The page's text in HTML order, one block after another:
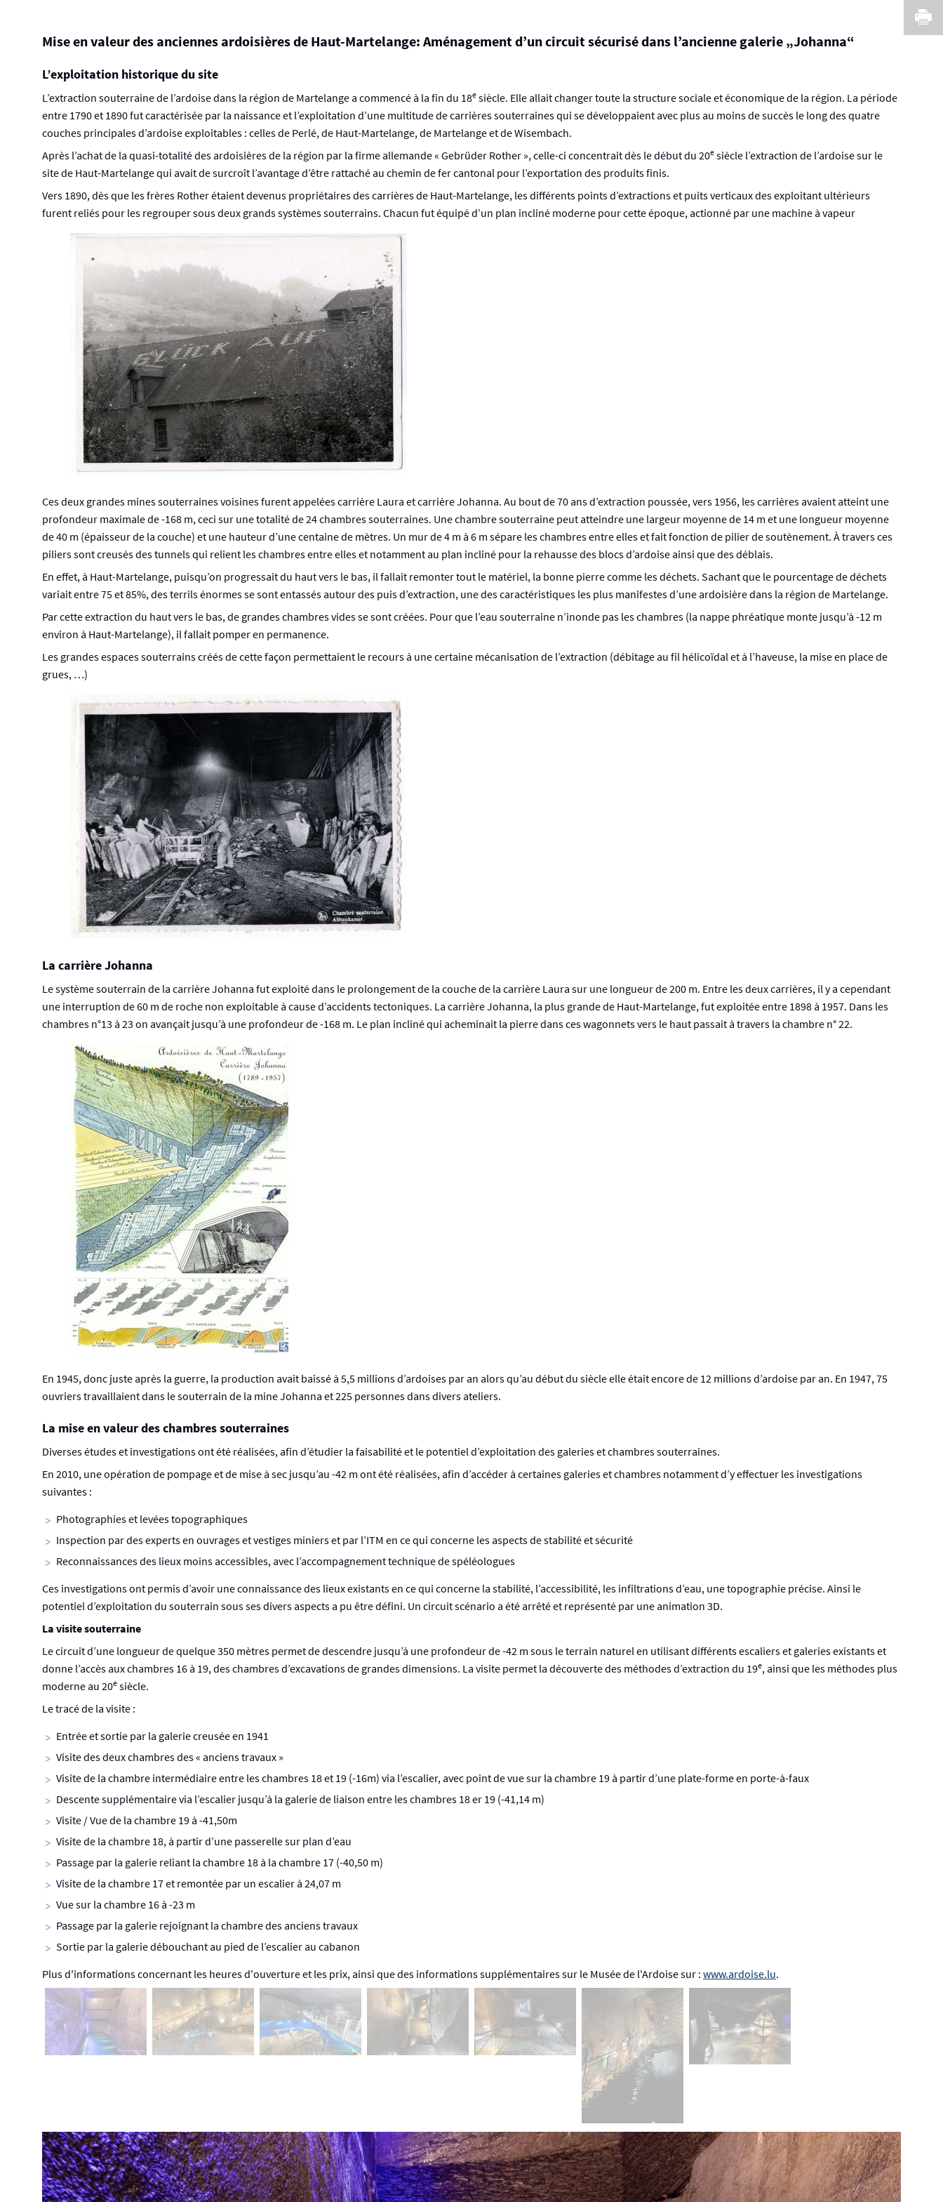
Mise en valeur des anciennes ardoisières de Haut-Martelange: Aménagement d’un circuit sécurisé dans l’ancienne galerie „Johanna“
L’exploitation historique du site
L’extraction souterraine de l’ardoise dans la région de Martelange a commencé à la fin du 18e siècle. Elle allait changer toute la structure sociale et économique de la région. La période
entre 1790 et 1890 fut caractérisée par la naissance et l’exploitation d’une multitude de carrières souterraines qui se développaient avec plus au moins de succès le long des quatre
couches principales d’ardoise exploitables : celles de Perlé, de Haut-Martelange, de Martelange et de Wisembach.
Après l’achat de la quasi-totalité des ardoisières de la région par la firme allemande « Gebrüder Rother », celle-ci concentrait dès le début du 20e siècle l’extraction de l’ardoise sur le
site de Haut-Martelange qui avait de surcroît l’avantage d’être rattaché au chemin de fer cantonal pour l’exportation des produits finis.
Vers 1890, dès que les frères Rother étaient devenus propriétaires des carrières de Haut-Martelange, les différents points d’extractions et puits verticaux des exploitant ultérieurs
furent reliés pour les regrouper sous deux grands systèmes souterrains. Chacun fut équipé d’un plan incliné moderne pour cette époque, actionné par une machine à vapeur
Ces deux grandes mines souterraines voisines furent appelées carrière Laura et carrière Johanna. Au bout de 70 ans d’extraction poussée, vers 1956, les carrières avaient atteint une
profondeur maximale de -168 m, ceci sur une totalité de 24 chambres souterraines. Une chambre souterraine peut atteindre une largeur moyenne de 14 m et une longueur moyenne
de 40 m (épaisseur de la couche) et une hauteur d’une centaine de mètres. Un mur de 4 m à 6 m sépare les chambres entre elles et fait fonction de pilier de soutènement. À travers ces
piliers sont creusés des tunnels qui relient les chambres entre elles et notamment au plan incliné pour la rehausse des blocs d’ardoise ainsi que des déblais.
En effet, à Haut-Martelange, puisqu’on progressait du haut vers le bas, il fallait remonter tout le matériel, la bonne pierre comme les déchets. Sachant que le pourcentage de déchets
variait entre 75 et 85%, des terrils énormes se sont entassés autour des puis d’extraction, une des caractéristiques les plus manifestes d’une ardoisière dans la région de Martelange.
Par cette extraction du haut vers le bas, de grandes chambres vides se sont créées. Pour que l’eau souterraine n’inonde pas les chambres (la nappe phréatique monte jusqu’à -12 m
environ à Haut-Martelange), il fallait pomper en permanence.
Les grandes espaces souterrains créés de cette façon permettaient le recours à une certaine mécanisation de l’extraction (débitage au fil hélicoïdal et à l’haveuse, la mise en place de
grues, …)
La carrière Johanna
Le système souterrain de la carrière Johanna fut exploité dans le prolongement de la couche de la carrière Laura sur une longueur de 200 m. Entre les deux carrières, il y a cependant
une interruption de 60 m de roche non exploitable à cause d’accidents tectoniques. La carrière Johanna, la plus grande de Haut-Martelange, fut exploitée entre 1898 à 1957. Dans les
chambres n°13 à 23 on avançait jusqu’à une profondeur de -168 m. Le plan incliné qui acheminait la pierre dans ces wagonnets vers le haut passait à travers la chambre n° 22.
En 1945, donc juste après la guerre, la production avait baissé à 5,5 millions d’ardoises par an alors qu’au début du siècle elle était encore de 12 millions d’ardoise par an. En 1947, 75
ouvriers travaillaient dans le souterrain de la mine Johanna et 225 personnes dans divers ateliers.
La mise en valeur des chambres souterraines
Diverses études et investigations ont été réalisées, afin d’étudier la faisabilité et le potentiel d’exploitation des galeries et chambres souterraines.
En 2010, une opération de pompage et de mise à sec jusqu’au -42 m ont été réalisées, afin d’accéder à certaines galeries et chambres notamment d’y effectuer les investigations
suivantes :
Photographies et levées topographiques
Inspection par des experts en ouvrages et vestiges miniers et par l’ITM en ce qui concerne les aspects de stabilité et sécurité
Reconnaissances des lieux moins accessibles, avec l’accompagnement technique de spéléologues
Ces investigations ont permis d’avoir une connaissance des lieux existants en ce qui concerne la stabilité, l’accessibilité, les infiltrations d’eau, une topographie précise. Ainsi le
potentiel d’exploitation du souterrain sous ses divers aspects a pu être défini. Un circuit scénario a été arrêté et représenté par une animation 3D.
La visite souterraine
Le circuit d’une longueur de quelque 350 mètres permet de descendre jusqu’à une profondeur de -42 m sous le terrain naturel en utilisant différents escaliers et galeries existants et
donne l’accès aux chambres 16 à 19, des chambres d’excavations de grandes dimensions. La visite permet la découverte des méthodes d’extraction du 19e, ainsi que les méthodes plus
moderne au 20e siècle.
Le tracé de la visite :
Entrée et sortie par la galerie creusée en 1941
Visite des deux chambres des « anciens travaux »
Visite de la chambre intermédiaire entre les chambres 18 et 19 (-16m) via l’escalier, avec point de vue sur la chambre 19 à partir d’une plate-forme en porte-à-faux
Descente supplémentaire via l’escalier jusqu’à la galerie de liaison entre les chambres 18 er 19 (-41,14 m)
Visite / Vue de la chambre 19 à -41,50m
Visite de la chambre 18, à partir d’une passerelle sur plan d’eau
Passage par la galerie reliant la chambre 18 à la chambre 17 (-40,50 m)
Visite de la chambre 17 et remontée par un escalier à 24,07 m
Vue sur la chambre 16 à -23 m
Passage par la galerie rejoignant la chambre des anciens travaux
Sortie par la galerie débouchant au pied de l’escalier au cabanon
Plus d'informations concernant les heures d'ouverture et les prix, ainsi que des informations supplémentaires sur le Musée de l'Ardoise sur : www.ardoise.lu.